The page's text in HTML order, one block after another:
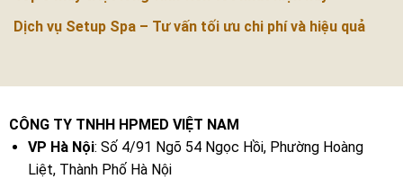
Dịch vụ Setup Spa – Tư vấn tối ưu chi phí và hiệu quả
CÔNG TY TNHH HPMED VIỆT NAM
VP Hà Nội: Số 4/91 Ngõ 54 Ngọc Hồi, Phường Hoàng
Liệt, Thành Phố Hà Nội